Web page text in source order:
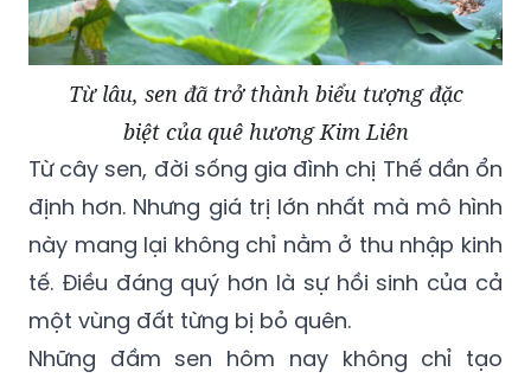
Từ lâu, sen đã trở thành biểu tượng đặc
biệt của quê hương Kim Liên
Từ cây sen, đời sống gia đình chị Thế dần ổn
định hơn. Nhưng giá trị lớn nhất mà mô hình
này mang lại không chỉ nằm ở thu nhập kinh
tế. Điều đáng quý hơn là sự hồi sinh của cả
một vùng đất từng bị bỏ quên.
Những đầm sen hôm nay không chỉ tạo